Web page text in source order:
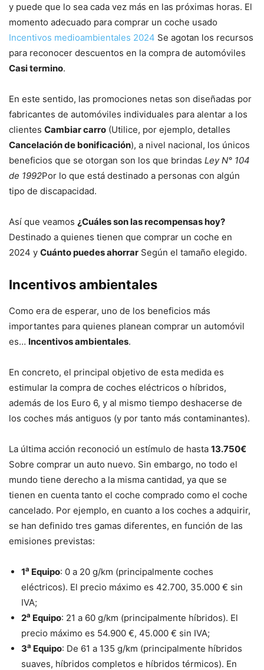
y puede que lo sea cada vez más en las próximas horas. El
momento adecuado para comprar un coche usado
Incentivos medioambientales 2024 Se agotan los recursos
para reconocer descuentos en la compra de automóviles
Casi termino.
En este sentido, las promociones netas son diseñadas por
fabricantes de automóviles individuales para alentar a los
clientes Cambiar carro (Utilice, por ejemplo, detalles
Cancelación de bonificación), a nivel nacional, los únicos
beneficios que se otorgan son los que brindas Ley N° 104
de 1992Por lo que está destinado a personas con algún
tipo de discapacidad.
Así que veamos ¿Cuáles son las recompensas hoy?
Destinado a quienes tienen que comprar un coche en
2024 y Cuánto puedes ahorrar Según el tamaño elegido.
Incentivos ambientales
Como era de esperar, uno de los beneficios más
importantes para quienes planean comprar un automóvil
es… Incentivos ambientales.
En concreto, el principal objetivo de esta medida es
estimular la compra de coches eléctricos o híbridos,
además de los Euro 6, y al mismo tiempo deshacerse de
los coches más antiguos (y por tanto más contaminantes).
La última acción reconoció un estímulo de hasta 13.750€
Sobre comprar un auto nuevo. Sin embargo, no todo el
mundo tiene derecho a la misma cantidad, ya que se
tienen en cuenta tanto el coche comprado como el coche
cancelado. Por ejemplo, en cuanto a los coches a adquirir,
se han definido tres gamas diferentes, en función de las
emisiones previstas:
1a Equipo: 0 a 20 g/km (principalmente coches
eléctricos). El precio máximo es 42.700, 35.000 € sin
IVA;
2a Equipo: 21 a 60 g/km (principalmente híbridos). El
precio máximo es 54.900 €, 45.000 € sin IVA;
3a Equipo: De 61 a 135 g/km (principalmente híbridos
suaves, híbridos completos e híbridos térmicos). En